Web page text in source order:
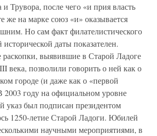
Трувора, после чего «и прия власть
же на марке союз «и» оказывается
Но сам факт филателистического
исторической даты показателен.
раскопки, выявившие в Старой Ладоге
века, позволили говорить о ней как о
городе (и даже как о «первой
2003 году на официальном уровне
указ был подписан президентом
1250-летие Старой Ладоги. Юбилей
научными мероприятиями, в